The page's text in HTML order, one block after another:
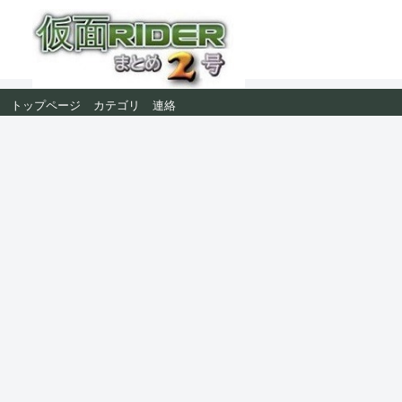
トップページ カテゴリ 連絡